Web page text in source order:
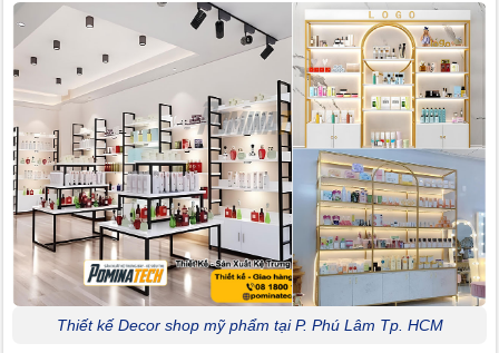
Thiết kế Decor shop mỹ phẩm tại P. Phú Lâm Tp. HCM